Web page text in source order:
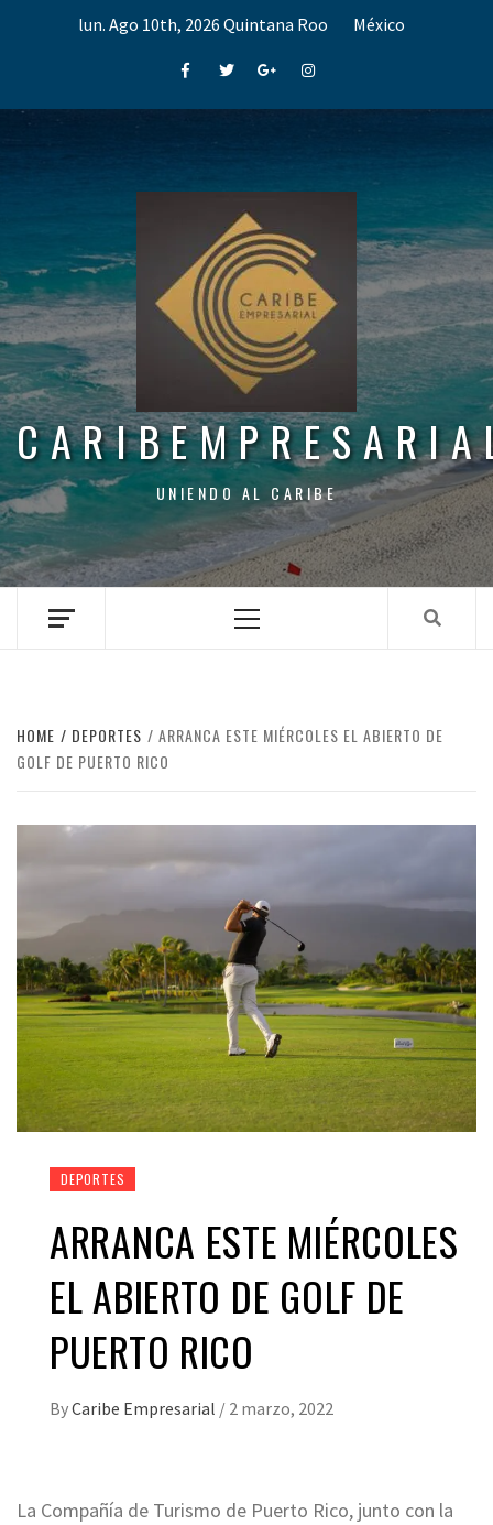
lun. Ago 10th, 2026 Quintana Roo México
FacebookTwitterGoogle+Instagram
UNIENDO AL CARIBE
Menu
HOME DEPORTES
ARRANCA ESTE MIÉRCOLES EL ABIERTO DE
GOLF DE PUERTO RICO
DEPORTES
ARRANCA ESTE MIÉRCOLES
EL ABIERTO DE GOLF DE
PUERTO RICO
ByCaribe Empresarial / 2 marzo, 2022
La Compañía de Turismo de Puerto Rico, junto con la